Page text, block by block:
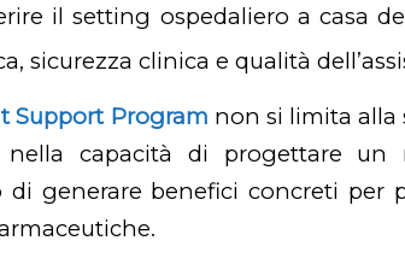
il setting ospedaliero a casa
sicurezza clinica e qualità
Support Program non si limita alla
nella capacità di progettare un
generare benefici concreti per